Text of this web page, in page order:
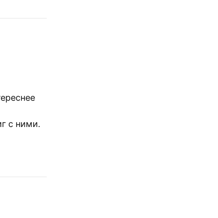
с ними.